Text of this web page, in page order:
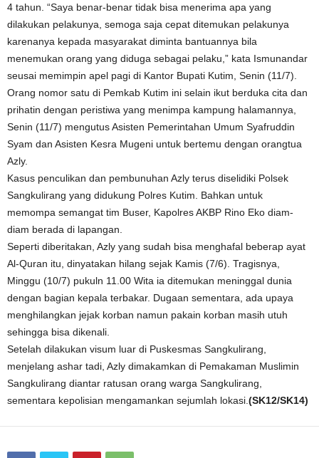
4 tahun. “Saya benar-benar tidak bisa menerima apa yang
dilakukan pelakunya, semoga saja cepat ditemukan pelakunya
karenanya kepada masyarakat diminta bantuannya bila
menemukan orang yang diduga sebagai pelaku,” kata Ismunandar
seusai memimpin apel pagi di Kantor Bupati Kutim, Senin (11/7).
Orang nomor satu di Pemkab Kutim ini selain ikut berduka cita dan
prihatin dengan peristiwa yang menimpa kampung halamannya,
Senin (11/7) mengutus Asisten Pemerintahan Umum Syafruddin
Syam dan Asisten Kesra Mugeni untuk bertemu dengan orangtua
Azly.
Kasus penculikan dan pembunuhan Azly terus diselidiki Polsek
Sangkulirang yang didukung Polres Kutim. Bahkan untuk
memompa semangat tim Buser, Kapolres AKBP Rino Eko diam-
diam berada di lapangan.
Seperti diberitakan, Azly yang sudah bisa menghafal beberap ayat
Al-Quran itu, dinyatakan hilang sejak Kamis (7/6). Tragisnya,
Minggu (10/7) pukuln 11.00 Wita ia ditemukan meninggal dunia
dengan bagian kepala terbakar. Dugaan sementara, ada upaya
menghilangkan jejak korban namun pakain korban masih utuh
sehingga bisa dikenali.
Setelah dilakukan visum luar di Puskesmas Sangkulirang,
menjelang ashar tadi, Azly dimakamkan di Pemakaman Muslimin
Sangkulirang diantar ratusan orang warga Sangkulirang,
sementara kepolisian mengamankan sejumlah lokasi. (SK12/SK14)